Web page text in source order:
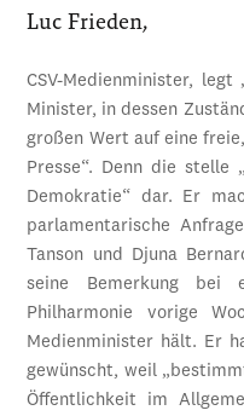
Luc Frieden,
CSV-Medienminister,
Minister, in dessen
großen Wert auf eine
Presse“. Denn die stelle
Demokratie“ dar. Er
parlamentarische
Tanson und Djuna
seine Bemerkung bei
Philharmonie vorige
Medienminister hält. Er
gewünscht, weil
Öffentlichkeit im